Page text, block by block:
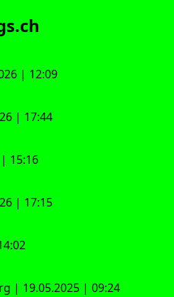
| 12:09
| 17:44
15:16
| 17:15
| 19.05.2025 | 09:24